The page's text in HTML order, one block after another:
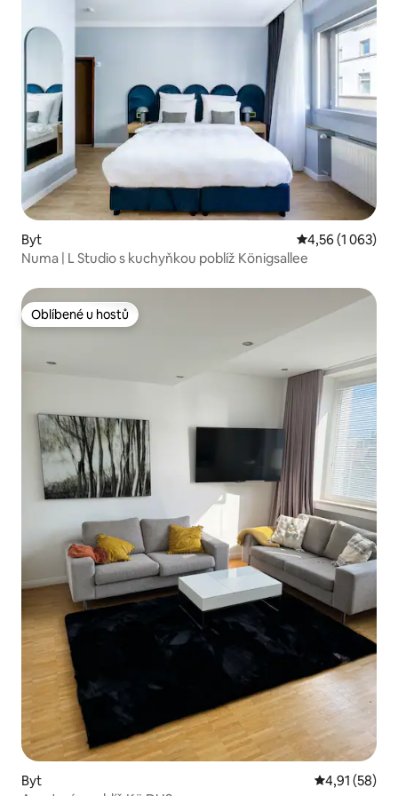
Byt Průměrné
4,56 (1 063)
Numa | L Studio s kuchyňkou poblíž Königsallee
Oblíbené u hostů
Oblíbené u hostů
Byt Průměrné
4,91 (58)